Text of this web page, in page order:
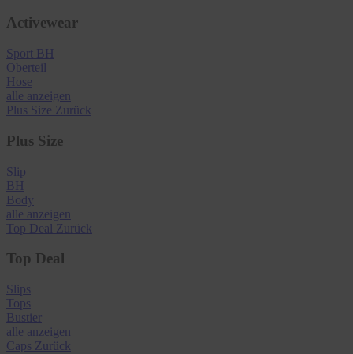
Activewear
Sport BH
Oberteil
Hose
alle anzeigen
Plus Size Zurück
Plus Size
Slip
BH
Body
alle anzeigen
Top Deal Zurück
Top Deal
Slips
Tops
Bustier
alle anzeigen
Caps Zurück